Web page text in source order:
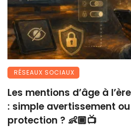
RÉSEAUX SOCIAUX
Les mentions d’âge à
: simple avertissement
protection ? 👶🏾📺